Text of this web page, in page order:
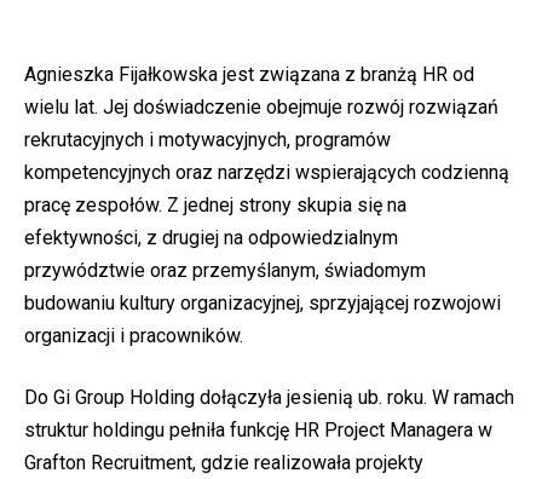
Agnieszka Fijałkowska jest związana z branżą HR od
wielu lat. Jej doświadczenie obejmuje rozwój rozwiązań
rekrutacyjnych i motywacyjnych, programów
kompetencyjnych oraz narzędzi wspierających codzienną
pracę zespołów. Z jednej strony skupia się na
efektywności, z drugiej na odpowiedzialnym
przywództwie oraz przemyślanym, świadomym
budowaniu kultury organizacyjnej, sprzyjającej rozwojowi
organizacji i pracowników.
Do Gi Group Holding dołączyła jesienią ub. roku. W ramach
struktur holdingu pełniła funkcję HR Project Managera w
Grafton Recruitment, gdzie realizowała projekty